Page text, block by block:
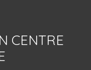
CENTRE